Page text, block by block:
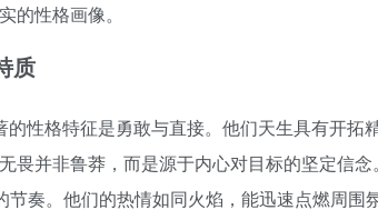
的性格画像。
质
的性格特征是勇敢与直接。他们天生具有开
畏并非鲁莽，而是源于内心对目标的坚定信
节奏。他们的热情如同火焰，能迅速点燃周